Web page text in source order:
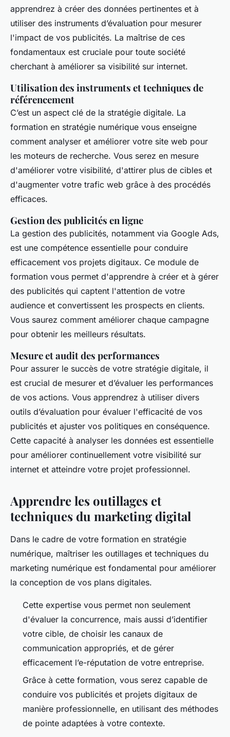
apprendrez à créer des données pertinentes et à
utiliser des instruments d’évaluation pour mesurer
l'impact de vos publicités. La maîtrise de ces
fondamentaux est cruciale pour toute société
cherchant à améliorer sa visibilité sur internet.
Utilisation des instruments et techniques de
référencement
C’est un aspect clé de la stratégie digitale. La
formation en stratégie numérique vous enseigne
comment analyser et améliorer votre site web pour
les moteurs de recherche. Vous serez en mesure
d'améliorer votre visibilité, d'attirer plus de cibles et
d'augmenter votre trafic web grâce à des procédés
efficaces.
Gestion des publicités en ligne
La gestion des publicités, notamment via Google Ads,
est une compétence essentielle pour conduire
efficacement vos projets digitaux. Ce module de
formation vous permet d'apprendre à créer et à gérer
des publicités qui captent l'attention de votre
audience et convertissent les prospects en clients.
Vous saurez comment améliorer chaque campagne
pour obtenir les meilleurs résultats.
Mesure et audit des performances
Pour assurer le succès de votre stratégie digitale, il
est crucial de mesurer et d’évaluer les performances
de vos actions. Vous apprendrez à utiliser divers
outils d’évaluation pour évaluer l'efficacité de vos
publicités et ajuster vos politiques en conséquence.
Cette capacité à analyser les données est essentielle
pour améliorer continuellement votre visibilité sur
internet et atteindre votre projet professionnel.
Apprendre les outillages et
techniques du marketing digital
Dans le cadre de votre formation en stratégie
numérique, maîtriser les outillages et techniques du
marketing numérique est fondamental pour améliorer
la conception de vos plans digitales.
Cette expertise vous permet non seulement
d'évaluer la concurrence, mais aussi d’identifier
votre cible, de choisir les canaux de
communication appropriés, et de gérer
efficacement l’e-réputation de votre entreprise.
Grâce à cette formation, vous serez capable de
conduire vos publicités et projets digitaux de
manière professionnelle, en utilisant des méthodes
de pointe adaptées à votre contexte.